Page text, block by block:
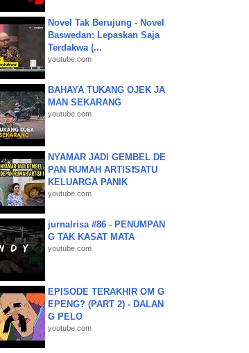
Novel Tak Berujung - Novel
Baswedan: Lepaskan Saja
Terdakwa (...
youtube.com
BAHAYA TUKANG OJEK JA
MAN SEKARANG
youtube.com
NYAMAR JADI GEMBEL DE
PAN RUMAH ARTIS❗SATU
KELUARGA PANIK
youtube.com
jurnalrisa #86 - PENUMPAN
G TAK KASAT MATA
youtube.com
EPISODE TERAKHIR OM G
EPENG? (PART 2) - DALAN
G PELO
youtube.com